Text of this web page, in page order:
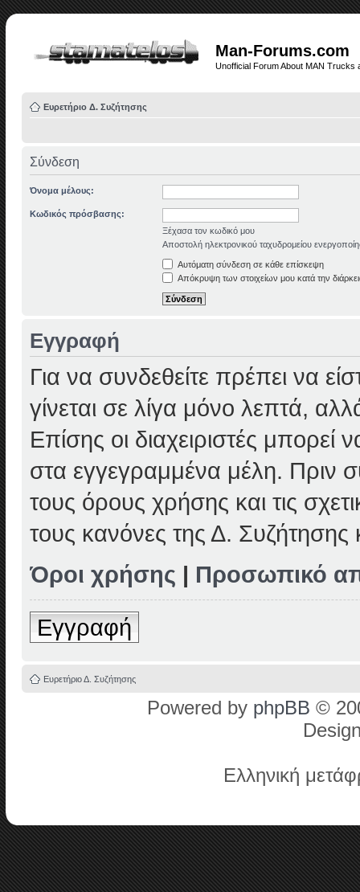
Man-Forums.com
Unofficial Forum About MAN Trucks
Ευρετήριο Δ. Συζήτησης
Σύνδεση
Όνομα μέλους:
Κωδικός πρόσβασης:
Ξέχασα τον κωδικό μου
Αποστολή ηλεκτρονικού ταχυδρομείου
Αυτόματη σύνδεση σε κάθε επίσκεψη
Απόκρυψη των στοιχείων μου κατά την
Εγγραφή
Για να συνδεθείτε πρέπει να
γίνεται σε λίγα μόνο λεπτά,
Επίσης οι διαχειριστές
στα εγγεγραμμένα μέλη. Πριν
τους όρους χρήσης και τις
τους κανόνες της Δ.
Όροι χρήσης | Προσωπικό
Εγγραφή
Ευρετήριο Δ. Συζήτησης
Powered by phpBB ©
Ελληνική